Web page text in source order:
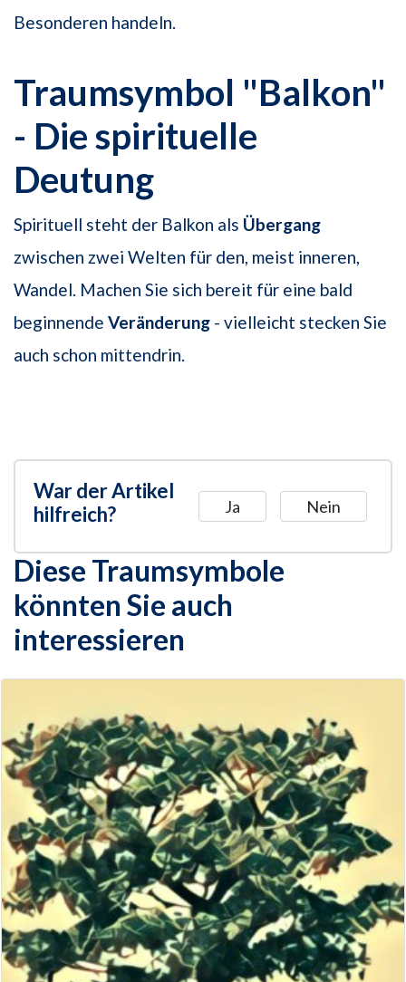
Besonderen handeln.
Traumsymbol "Balkon"
- Die spirituelle
Deutung
Spirituell steht der Balkon als Übergang
zwischen zwei Welten für den, meist inneren,
Wandel. Machen Sie sich bereit für eine bald
beginnende Veränderung - vielleicht stecken Sie
auch schon mittendrin.
War der Artikel
hilfreich?
Ja Nein
Diese Traumsymbole
könnten Sie auch
interessieren